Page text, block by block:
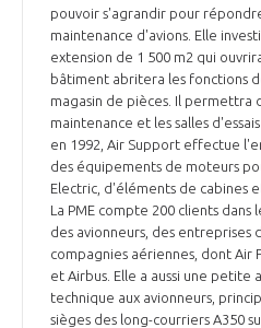
pouvoir s'agrandir pour
maintenance d'avions. Elle
extension de 1 500 m2 qui
bâtiment abritera les fonctions
magasin de pièces. Il permettra
maintenance et les salles
en 1992, Air Support effectue
des équipements de moteurs
Electric, d'éléments de cabines
La PME compte 200 clients dans
des avionneurs, des entreprises
compagnies aériennes, dont Air
et Airbus. Elle a aussi une petite
technique aux avionneurs,
sièges des long-courriers A350